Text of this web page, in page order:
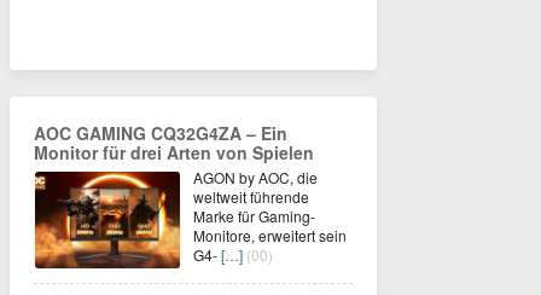
AOC GAMING CQ32G4ZA – Ein
Monitor für drei Arten von Spielen
AGON by AOC, die
weltweit führende
Marke für Gaming-
Monitore, erweitert sein
G4-[…] (00)